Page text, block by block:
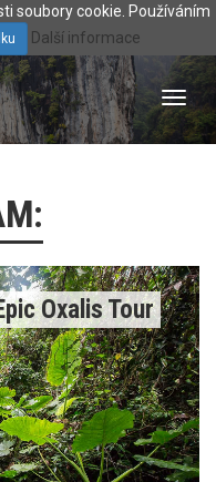
soubory cookie. Používáním
Další informace
Oxalis Tour